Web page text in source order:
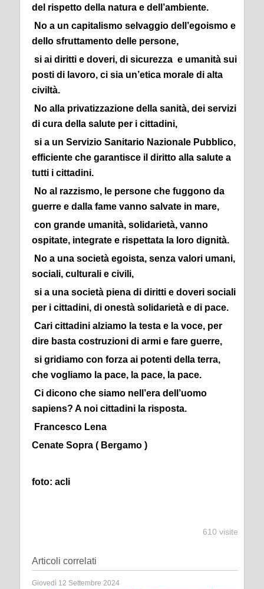
del rispetto della natura e dell’ambiente.
No a un capitalismo selvaggio dell’egoismo e
dello sfruttamento delle persone,
si ai diritti e doveri, di sicurezza e umanità sui
posti di lavoro, ci sia un’etica morale di alta
civiltà.
No alla privatizzazione della sanità, dei servizi
di cura della salute per i cittadini,
si a un Servizio Sanitario Nazionale Pubblico,
efficiente che garantisce il diritto alla salute a
tutti i cittadini.
No al razzismo, le persone che fuggono da
guerre e dalla fame vanno salvate in mare,
con grande umanità, solidarietà, vanno
ospitate, integrate e rispettata la loro dignità.
No a una società egoista, senza valori umani,
sociali, culturali e civili,
si a una società piena di diritti e doveri sociali
per i cittadini, di onestà solidarietà e di pace.
Cari cittadini alziamo la testa e la voce, per
dire basta costruzioni di armi e fare guerre,
si gridiamo con forza ai potenti della terra,
che vogliamo la pace, la pace, la pace.
Ci dicono che siamo nell’era dell’uomo
sapiens? A noi cittadini la risposta.
Francesco Lena
Cenate Sopra ( Bergamo )
foto: acli
610 visite
Articoli correlati
Giovedì 12 Settembre 2024